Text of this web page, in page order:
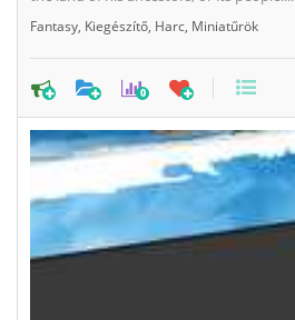
Fantasy, Kiegészítő, Harc, Miniatűrök
0